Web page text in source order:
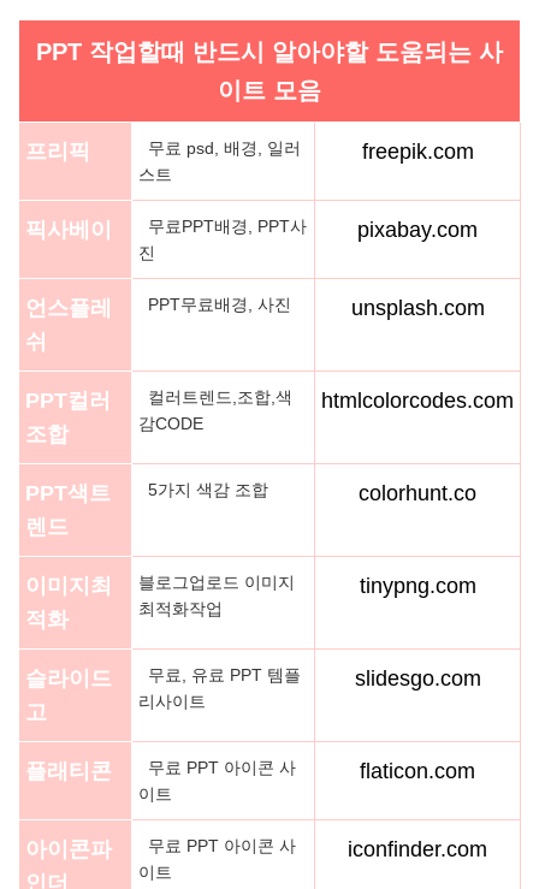
PPT 작업할때 반드시 알아야할 도움되는 사
이트 모음
프리픽
무료 psd, 배경, 일러
스트
freepik.com
픽사베이
무료PPT배경, PPT사
진
pixabay.com
언스플레
쉬
PPT무료배경, 사진 unsplash.com
PPT컬러
조합
컬러트렌드,조합,색
감CODE
htmlcolorcodes.com
PPT색트
렌드
5가지 색감 조합 colorhunt.co
이미지최
적화
블로그업로드 이미지
최적화작업
tinypng.com
슬라이드
고
무료, 유료 PPT 템플
리사이트
slidesgo.com
플래티콘
무료 PPT 아이콘 사
이트
flaticon.com
아이콘파
인더
무료 PPT 아이콘 사
이트
iconfinder.com